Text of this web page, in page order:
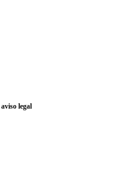
aviso legal